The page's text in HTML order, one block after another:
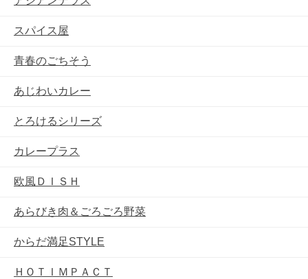
スパイス屋
青春のごちそう
あじわいカレー
とろけるシリーズ
カレープラス
欧風ＤＩＳＨ
あらびき肉＆ごろごろ野菜
からだ満足STYLE
ＨＯＴＩＭＰＡＣＴ